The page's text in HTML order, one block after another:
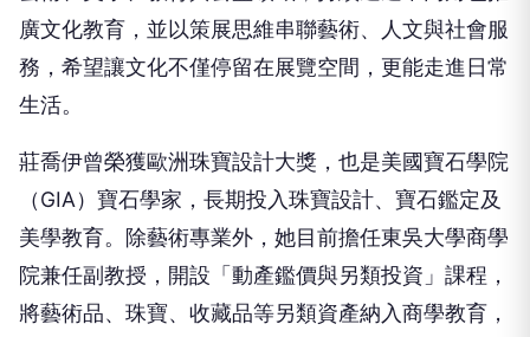
廣文化教育，並以策展思維串聯藝術、人文與社會服
務，希望讓文化不僅停留在展覽空間，更能走進日常
生活。
莊喬伊曾榮獲歐洲珠寶設計大獎，也是美國寶石學院
（GIA）寶石學家，長期投入珠寶設計、寶石鑑定及
美學教育。除藝術專業外，她目前擔任東吳大學商學
院兼任副教授，開設「動產鑑價與另類投資」課程，
將藝術品、珠寶、收藏品等另類資產納入商學教育，